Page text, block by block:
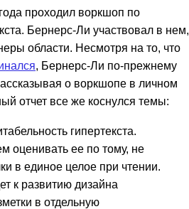
проходил воркшоп по
Бернерс-Ли участвовал в нем,
области. Несмотря на то, что
, Бернерс-Ли по-прежнему
о воркшопе в личном
отчет все же коснулся темы:
гипертекста.
оценивать ее по тому, не
в единое целое при чтении.
к развитию дизайна
в отдельную